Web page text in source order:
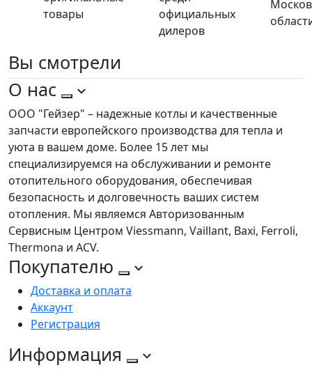
товары
официальных
дилеров
Вы смотрели
О нас
ООО "Гейзер" – надежные котлы и качественные
запчасти европейского производства для тепла и
уюта в вашем доме. Более 15 лет мы
специализируемся на обслуживании и ремонте
отопительного оборудования, обеспечивая
безопасность и долговечность ваших систем
отопления. Мы являемся Авторизованным
Сервисным Центром Viessmann, Vaillant, Baxi, Ferroli,
Thermona и ACV.
Покупателю
Доставка и оплата
Аккаунт
Регистрация
Информация